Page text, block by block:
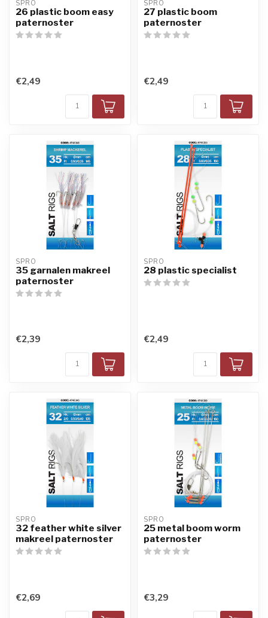
SPRO
26 plastic boom easy
paternoster
€2,49
SPRO
27 plastic boom
paternoster
€2,49
SPRO
35 garnalen makreel
paternoster
€2,39
SPRO
28 plastic specialist
€2,49
SPRO
32 feather white silver
makreel paternoster
€2,69
SPRO
25 metal boom worm
paternoster
€3,29